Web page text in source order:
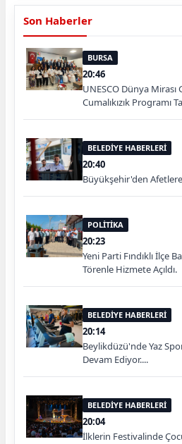
Son Haberler
BURSA
20:46
UNESCO Dünya
Cumalıkızık Programı
BELEDİYE HABERLERİ
20:40
Büyükşehir'den
POLİTİKA
20:23
Yeni Parti Fındıklı İlçe
Törenle Hizmete Açıldı.
BELEDİYE HABERLERİ
20:14
Beylikdüzü'nde Yaz
Devam Ediyor....
BELEDİYE HABERLERİ
20:04
İlklerin Festivalinde